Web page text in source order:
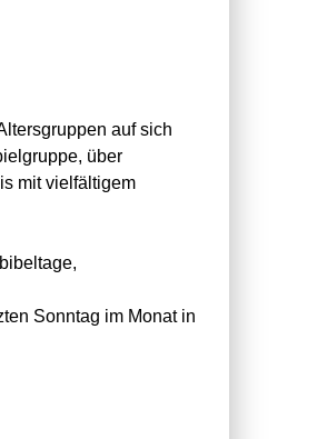
auf sich
über
mit vielfältigem
Sonntag im Monat in